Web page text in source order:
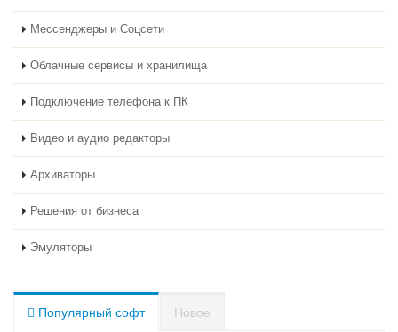
Мессенджеры и Соцсети
Облачные сервисы и хранилища
Подключение телефона к ПК
Видео и аудио редакторы
Архиваторы
Решения от бизнеса
Эмуляторы
Популярный софт Новое